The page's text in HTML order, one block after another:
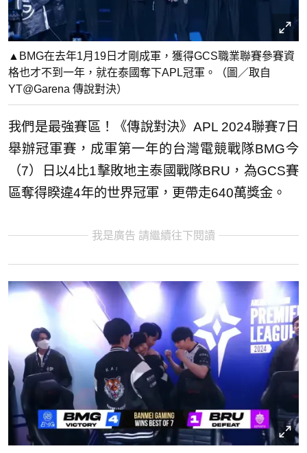
▲BMG在去年1月19日才剛成軍，獲得GCS職業聯賽參賽資
格也才不到一年，就在泰國奪下APL冠軍。（圖／取自
YT@Garena 傳說對決）
我們是最強賽區！《傳說對決》APL 2024聯賽7日
舉辦冠軍賽，成軍第一年的台灣電競戰隊BMG今
（7）日以4比1擊敗地主泰國戰隊BRU，為GCS賽
區奪得睽違4年的世界冠軍，更帶走640萬獎金。
我是廣告 請繼續往下閱讀